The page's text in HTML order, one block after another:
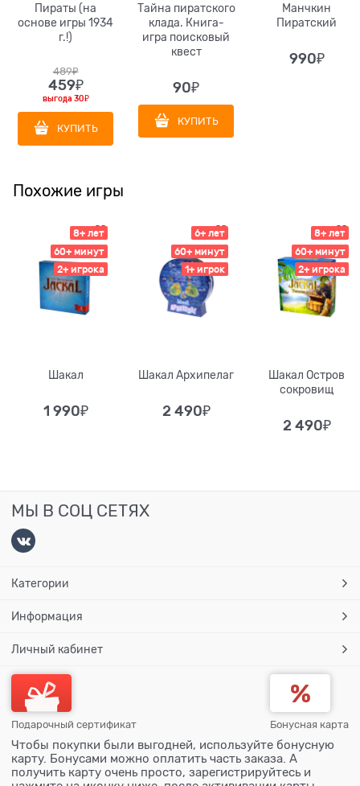
Пираты (на
основе игры 1934
г.!)
489₽
459₽
выгода 30₽
КУПИТЬ
Тайна пиратского
клада. Книга-
игра поисковый
квест
90₽
КУПИТЬ
Манчкин
Пиратский
990₽
Похожие игры
8+ лет
60+ минут
2+ игрока
Шакал
1 990₽
6+ лет
60+ минут
1+ игрок
Шакал Архипелаг
2 490₽
8+ лет
60+ минут
2+ игрока
Шакал Остров
сокровищ
2 490₽
МЫ В СОЦ СЕТЯХ
Категории
Информация
Личный кабинет
Подарочный сертификат Бонусная карта
Чтобы покупки были выгодней, используйте бонусную
карту. Бонусами можно оплатить часть заказа. А
получить карту очень просто, зарегистрируйтесь и